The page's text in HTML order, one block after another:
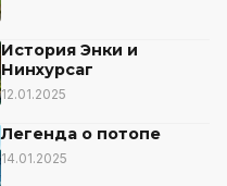
История Энки и
Нинхурсаг
12.01.2025
Легенда о потопе
14.01.2025